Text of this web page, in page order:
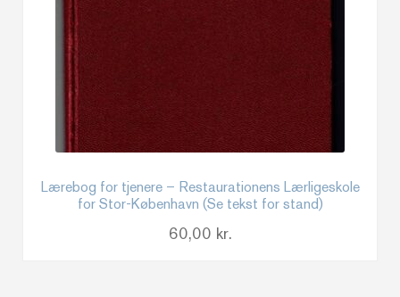
Lærebog for tjenere – Restaurationens Lærligeskole
for Stor-København (Se tekst for stand)
60,00 kr.